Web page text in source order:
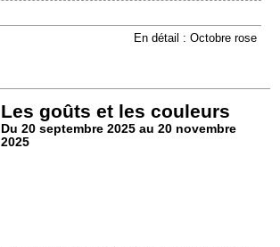
En détail : Octobre rose
Les goûts et les couleurs
Du 20 septembre 2025 au 20 novembre
2025